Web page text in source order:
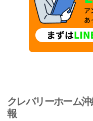
クレバリーホーム
報